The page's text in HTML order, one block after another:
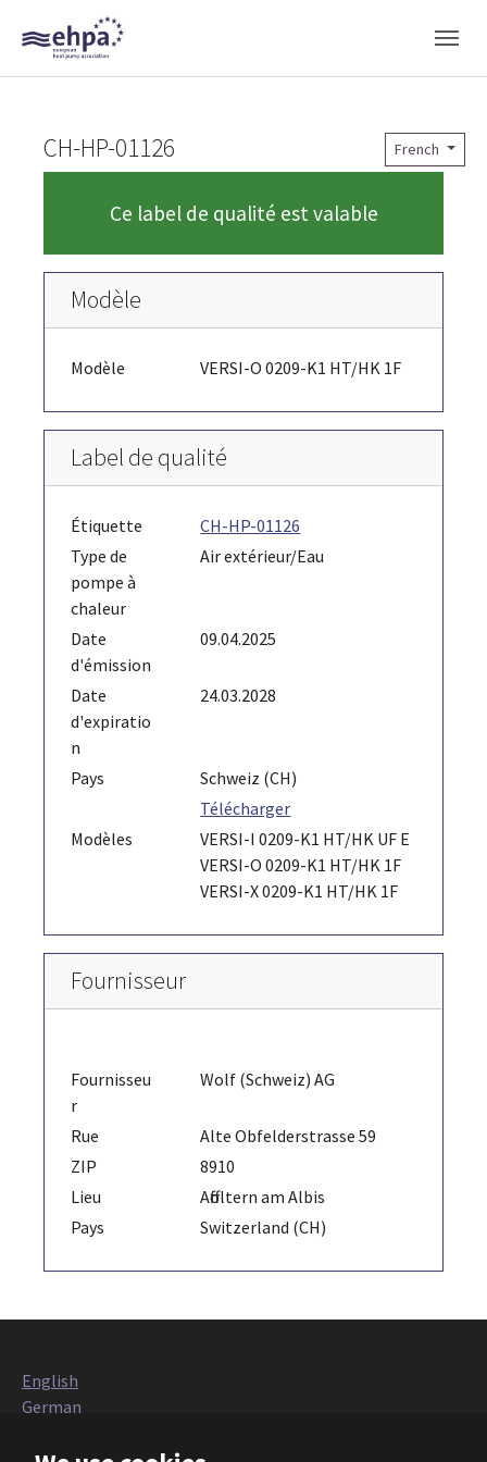
Skip to main navigation
Skip to main content
Skip to page footer
French
CH-HP-01126
Ce label de qualité est valable
Modèle
Modèle VERSI-O 0209-K1 HT/HK 1F
Label de qualité
Étiquette
CH-HP-01126
Type de
pompe à
chaleur
Air extérieur/Eau
Date
d'émission
09.04.2025
Date
d'expiratio
n
24.03.2028
Pays
Schweiz (CH)
Télécharger
Modèles
VERSI-I 0209-K1 HT/HK UF E
VERSI-O 0209-K1 HT/HK 1F
VERSI-X 0209-K1 HT/HK 1F
Fournisseur
Fournisseu
r
Wolf (Schweiz) AG
Rue
Alte Obfelderstrasse 59
ZIP
8910
Lieu
Affoltern am Albis
Pays
Switzerland (CH)
English
German